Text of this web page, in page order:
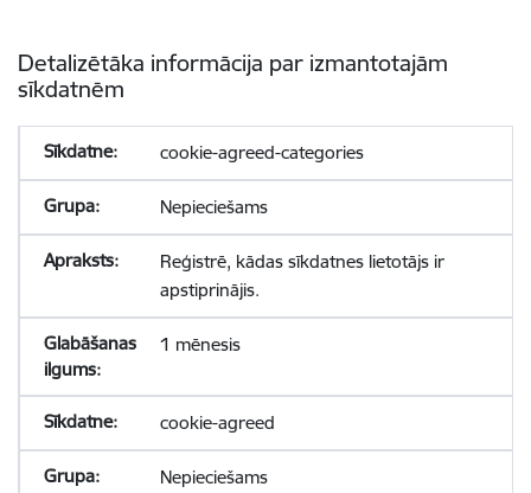
Detalizētāka informācija par izmantotajām
sīkdatnēm
cookie-agreed-categories
Nepieciešams
Reģistrē, kādas sīkdatnes lietotājs ir
apstiprinājis.
1 mēnesis
cookie-agreed
Nepieciešams